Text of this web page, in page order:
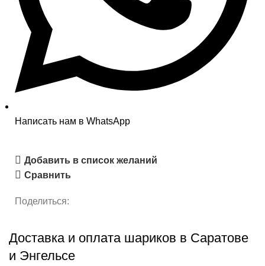
Написать нам в WhatsApp
Добавить в список желаний
Сравнить
Поделиться:
Доставка и оплата шариков в Саратове
и Энгельсе